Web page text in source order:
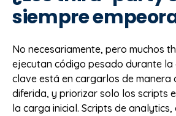
siempre
No necesariamente, pero muchos
ejecutan código pesado durante la
clave está en cargarlos de manera
diferida, y priorizar solo los scripts
la carga inicial. Scripts de